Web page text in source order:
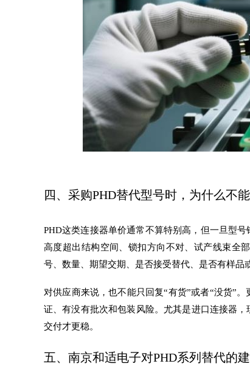
四、采购PHD替代型号时，为什么不
PHD这类连接器单价通常不算特别高，但一旦型
高度超出结构空间、锁扣方向不对、试产线束全
号、数量、期望交期、是否接受替代、是否有样品
对供应商来说，也不能只回复“有货”或者“没货”
证、有没有批次和包装风险。尤其是进口连接器
交付才更稳。
五、南京和适电子对PHD系列替代的